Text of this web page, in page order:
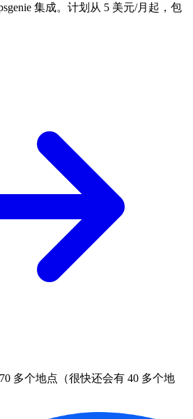
集成。计划从 5 美元/月起，包
多个地点（很快还会有 40 多个地